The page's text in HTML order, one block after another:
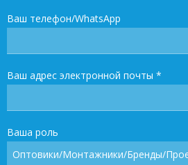
Ваш телефон/WhatsApp
Ваш адрес электронной почты *
Ваша роль